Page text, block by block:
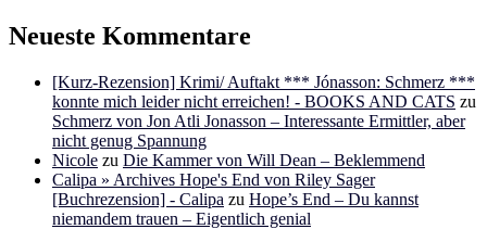
Neueste Kommentare
[Kurz-Rezension] Krimi/ Auftakt *** Jónasson: Schmerz ***
konnte mich leider nicht erreichen! - BOOKS AND CATS zu
Schmerz von Jon Atli Jonasson – Interessante Ermittler, aber
nicht genug Spannung
Nicole zu Die Kammer von Will Dean – Beklemmend
Calipa » Archives Hope's End von Riley Sager
[Buchrezension] - Calipa zu Hope’s End – Du kannst
niemandem trauen – Eigentlich genial